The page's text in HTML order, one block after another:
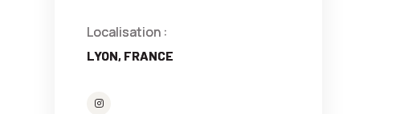
Localisation :
LYON, FRANCE